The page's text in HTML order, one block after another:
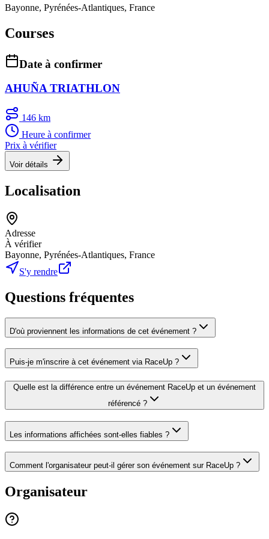
Bayonne, Pyrénées-Atlantiques, France
Courses
Date à confirmer
AHUÑA TRIATHLON
146 km
Heure à confirmer
Prix à vérifier
Voir détails
Localisation
Adresse
À vérifier
Bayonne, Pyrénées-Atlantiques, France
S'y rendre
Questions fréquentes
D'où proviennent les informations de cet événement ?
Puis-je m'inscrire à cet événement via RaceUp ?
Quelle est la différence entre un événement RaceUp et un événement
référencé ?
Les informations affichées sont-elles fiables ?
Comment l'organisateur peut-il gérer son événement sur RaceUp ?
Organisateur